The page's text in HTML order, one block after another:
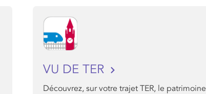
VU DE TER
Découvrez, sur votre trajet TER, le patrimoine